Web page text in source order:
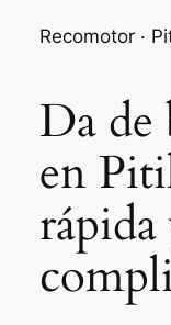
Recomotor ·
Da de
en